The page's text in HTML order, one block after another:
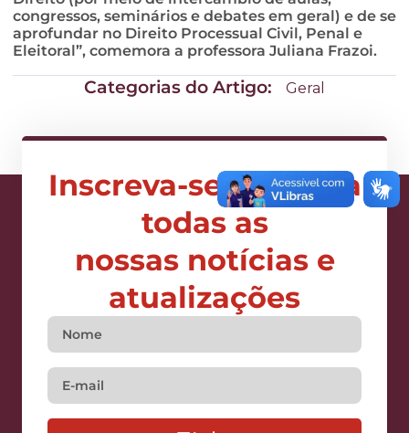
congressos, seminários e debates em geral) e de se
aprofundar no Direito Processual Civil, Penal e
Eleitoral”, comemora a professora Juliana Frazoi.
Categorias do Artigo: Geral
Inscreva-se e receba
todas as
nossas notícias e
atualizações